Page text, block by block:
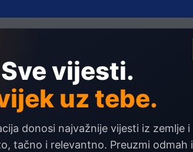
Sve vijesti.
uz tebe.
donosi najvažnije vijesti iz zemlje i
tačno i relevantno. Preuzmi odmah i